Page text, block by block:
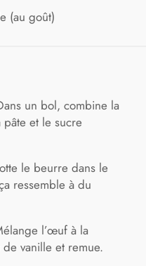
(au goût)
un bol, combine la
et le sucre
le beurre dans le
ressemble à du
l’œuf à la
vanille et remue.